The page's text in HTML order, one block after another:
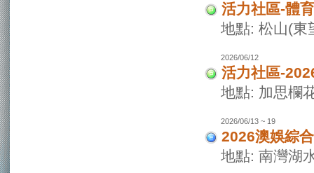
活力社區-體
地點: 松山(東
2026/06/12
活力社區-
地點: 加思欄
2026/06/13 ~ 19
2026澳娛綜
地點: 南灣湖